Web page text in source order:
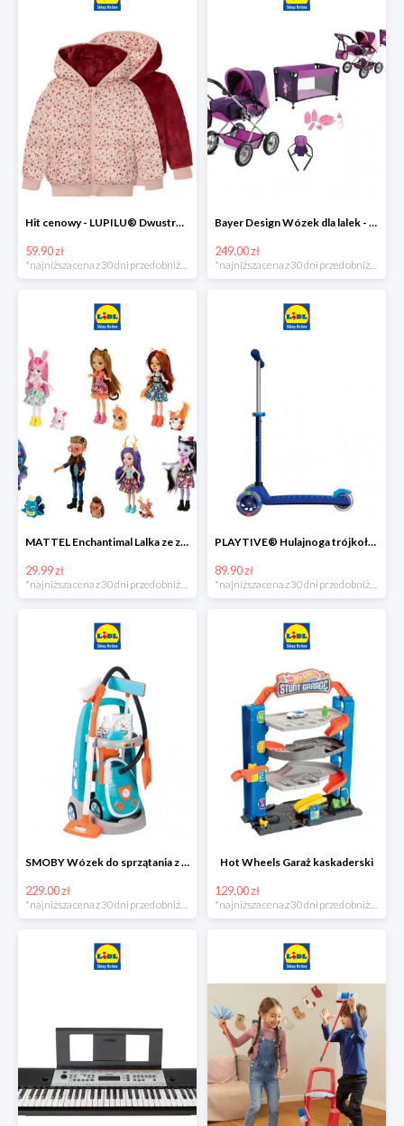
Hit cenowy - LUPILU® Dwustronna kurtka pikowana dziewczęca
59.90 zł
*najniższa cena z 30 dni przed obniżką
Bayer Design Wózek dla lalek - megazestaw
249.00 zł
*najniższa cena z 30 dni przed obniżką
MATTEL Enchantimal Lalka ze zwierzątkiem
29.99 zł
*najniższa cena z 30 dni przed obniżką
PLAYTIVE® Hulajnoga trójkołowa Tri Scooter z diodami LED
89.90 zł
*najniższa cena z 30 dni przed obniżką
SMOBY Wózek do sprzątania z odkurzaczem
229.00 zł
Hot Wheels Garaż kaskaderski
129.00 zł